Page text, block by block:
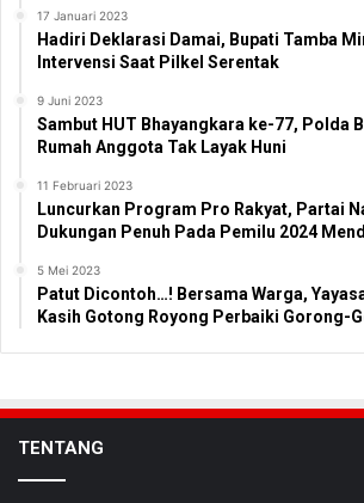
17 Januari 2023
Hadiri Deklarasi Damai, Bupati Tamba
Intervensi Saat Pilkel Serentak
9 Juni 2023
Sambut HUT Bhayangkara ke-77, Polda
Rumah Anggota Tak Layak Huni
11 Februari 2023
Luncurkan Program Pro Rakyat, Partai
Dukungan Penuh Pada Pemilu 2024
5 Mei 2023
Patut Dicontoh…! Bersama Warga,
Kasih Gotong Royong Perbaiki Gorong-
TENTANG